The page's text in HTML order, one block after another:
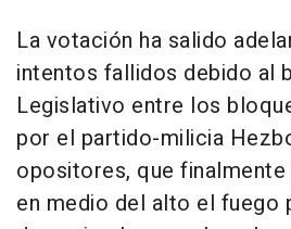
La votación ha salido
intentos fallidos debido al
Legislativo entre los
por el partido-milicia
opositores, que
en medio del alto el fuego